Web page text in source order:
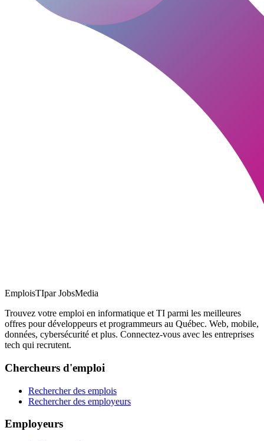
EmploisTIpar JobsMedia
Trouvez votre emploi en informatique et TI parmi les meilleures
offres pour développeurs et programmeurs au Québec. Web, mobile,
données, cybersécurité et plus. Connectez-vous avec les entreprises
tech qui recrutent.
Chercheurs d'emploi
Rechercher des emplois
Rechercher des employeurs
Employeurs